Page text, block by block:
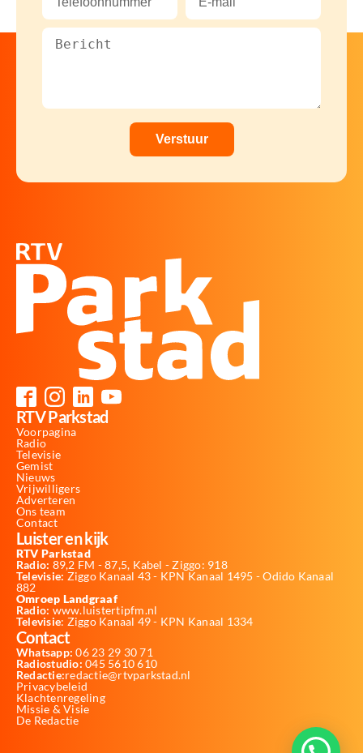
RTV Parkstad
Voorpagina
Radio
Televisie
Gemist
Nieuws
Vrijwilligers
Adverteren
Ons team
Contact
Luister en kijk
RTV Parkstad
Radio: 89,2 FM - 87,5, Kabel - Ziggo: 918
Televisie: Ziggo Kanaal 43 - KPN Kanaal 1495 - Odido Kanaal
882
Omroep Landgraaf
Radio: www.luistertipfm.nl
Televisie: Ziggo Kanaal 49 - KPN Kanaal 1334
Contact
Whatsapp: 06 23 29 30 71
Radiostudio: 045 5610 610
Redactie:redactie@rtvparkstad.nl
Privacybeleid
Klachtenregeling
Missie & Visie
De Redactie